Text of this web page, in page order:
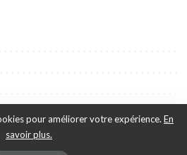
- Tous droits réservés | Créé par Ewing
pour améliorer votre expérience. En
savoir plus.